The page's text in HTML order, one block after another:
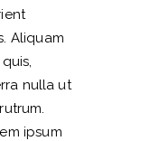
Aliquam
nulla ut
ipsum